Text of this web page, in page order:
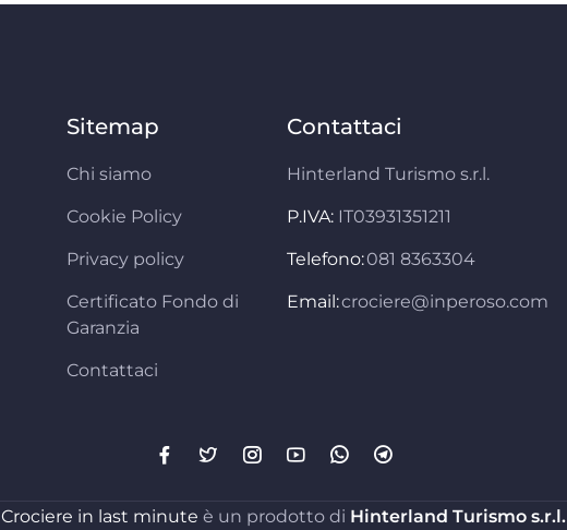
Sitemap
Chi siamo
Cookie Policy
Privacy policy
Certificato Fondo di
Garanzia
Contattaci
Contattaci
Hinterland Turismo s.r.l.
P.IVA: IT03931351211
Telefono:081 8363304
Email:crociere@inperoso.com
Crociere in last minute è un prodotto di Hinterland Turismo s.r.l.